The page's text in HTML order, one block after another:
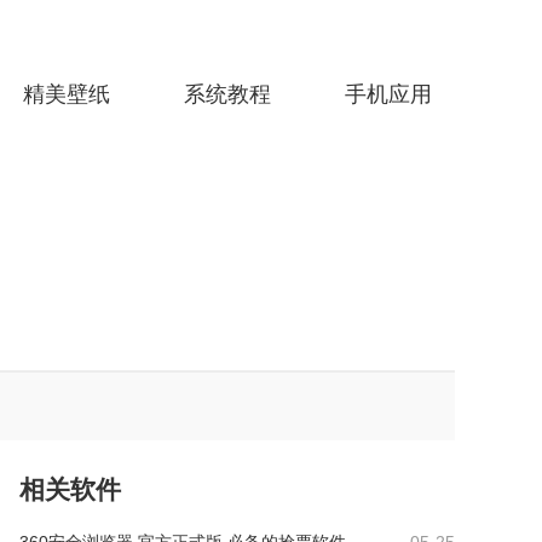
精美壁纸 系统教程 手机应用
相关软件